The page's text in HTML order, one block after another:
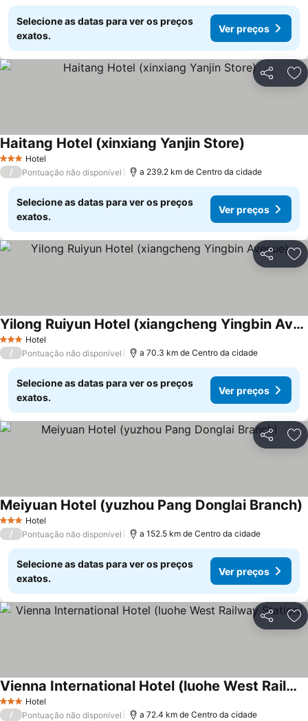
Selecione as datas para ver os preços
exatos.
Ver preços
Partilhar
3 EstrelasHotel
Haitang Hotel (xinxiang Yanjin Store)
/ Pontuação não disponível a 239.2 km de Centro da cidade
Selecione as datas para ver os preços
exatos.
Ver preços
Partilhar
3 EstrelasHotel
Yilong Ruiyun Hotel (xiangcheng Yingbin Avenue)
/ Pontuação não disponível a 70.3 km de Centro da cidade
Selecione as datas para ver os preços
exatos.
Ver preços
Partilhar
3 EstrelasHotel
Meiyuan Hotel (yuzhou Pang Donglai Branch)
/ Pontuação não disponível a 152.5 km de Centro da cidade
Selecione as datas para ver os preços
exatos.
Ver preços
Partilhar
3 EstrelasHotel
Vienna International Hotel (luohe West Railway Station)
/ Pontuação não disponível a 72.4 km de Centro da cidade